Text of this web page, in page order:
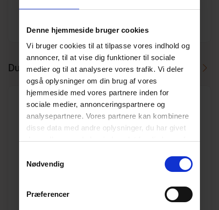
Denne hjemmeside bruger cookies
Vi bruger cookies til at tilpasse vores indhold og
annoncer, til at vise dig funktioner til sociale
medier og til at analysere vores trafik. Vi deler
også oplysninger om din brug af vores
hjemmeside med vores partnere inden for
sociale medier, annonceringspartnere og
analysepartnere. Vores partnere kan kombinere
disse data med andre oplysninger, du har givet
dem, eller som de har indsamlet fra din brug af
Nødvendig
Præferencer
Dimension 110
Du skal måske også bruge
110 mm x 45° Pipelife PP kloak bøjning
Pakkeinfo. STK.